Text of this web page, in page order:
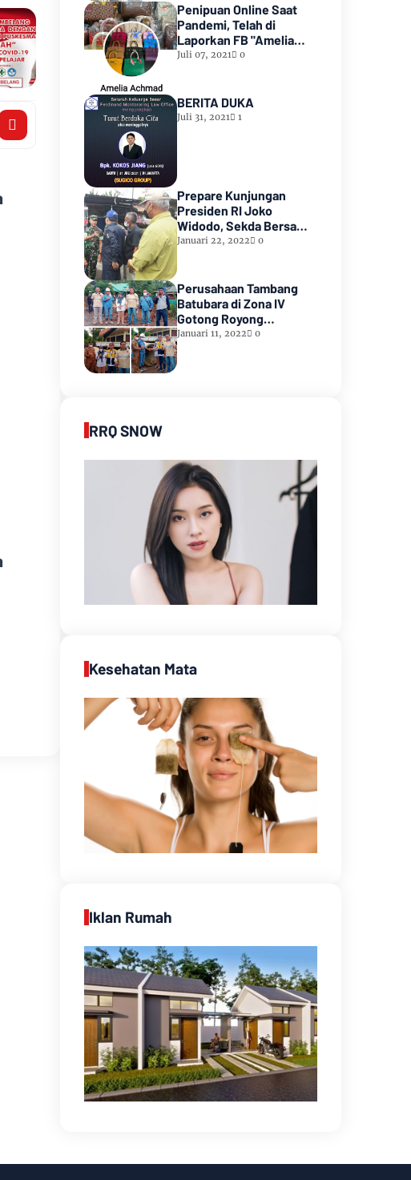
Penipuan Online Saat
Pandemi, Telah di
Laporkan FB "Amelia
Achmad"
Juli 07, 2021 0
BERITA DUKA
Juli 31, 2021 1
Prepare Kunjungan
Presiden RI Joko
Widodo, Sekda Bersama
Forkopimda Muara Enim
Januari 22, 2022 0
Perusahaan Tambang
Batubara di Zona IV
Gotong Royong
Memperbaiki Jalan
Januari 11, 2022 0
RRQ SNOW
Kesehatan Mata
Iklan Rumah